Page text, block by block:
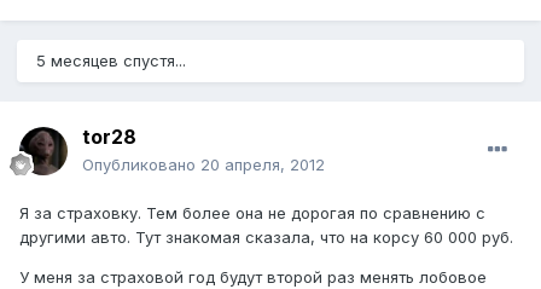
5 месяцев спустя...
tor28
Опубликовано 20 апреля, 2012
Я за страховку. Тем более она не дорогая по сравнению с
другими авто. Тут знакомая сказала, что на корсу 60 000 руб.
У меня за страховой год будут второй раз менять лобовое